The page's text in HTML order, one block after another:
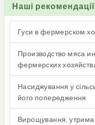
Наші
Гуси в фермерском
Производство мяса
фермерских
Насиджування у
його попередження
Вирощування,